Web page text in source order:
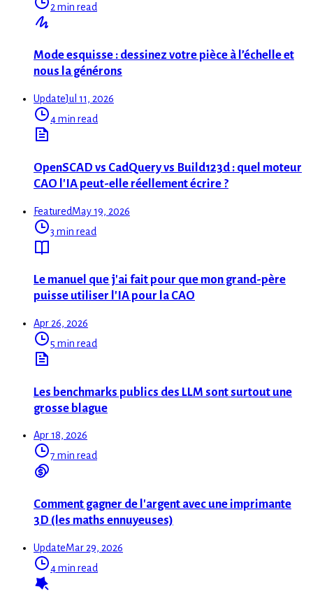
2 min read
Mode esquisse : dessinez votre pièce à l’échelle et
nous la générons
UpdateJul 11, 2026
4 min read
OpenSCAD vs CadQuery vs Build123d : quel moteur
CAO l'IA peut-elle réellement écrire ?
FeaturedMay 19, 2026
3 min read
Le manuel que j'ai fait pour que mon grand-père
puisse utiliser l'IA pour la CAO
Apr 26, 2026
5 min read
Les benchmarks publics des LLM sont surtout une
grosse blague
Apr 18, 2026
7 min read
Comment gagner de l'argent avec une imprimante
3D (les maths ennuyeuses)
UpdateMar 29, 2026
4 min read